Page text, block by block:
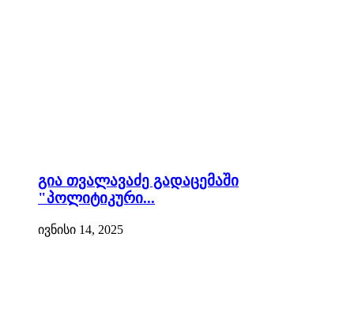
გია თვალავაძე გადაცემაში
"პოლიტიკური...
ივნისი 14, 2025